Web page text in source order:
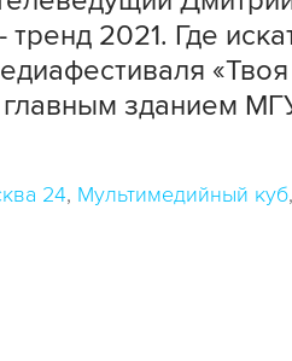
2021. Где
«Твоя
зданием
24 Мультимедийный куб